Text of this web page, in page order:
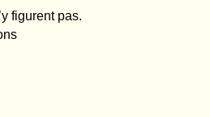
figurent pas.